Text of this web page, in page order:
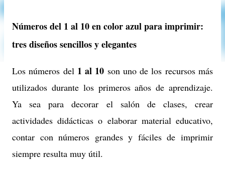
Números del 1 al 10 en color azul para imprimir:
tres diseños sencillos y elegantes
Los números del 1 al 10 son uno de los recursos más
utilizados durante los primeros años de aprendizaje.
Ya sea para decorar el salón de clases, crear
actividades didácticas o elaborar material educativo,
contar con números grandes y fáciles de imprimir
siempre resulta muy útil.